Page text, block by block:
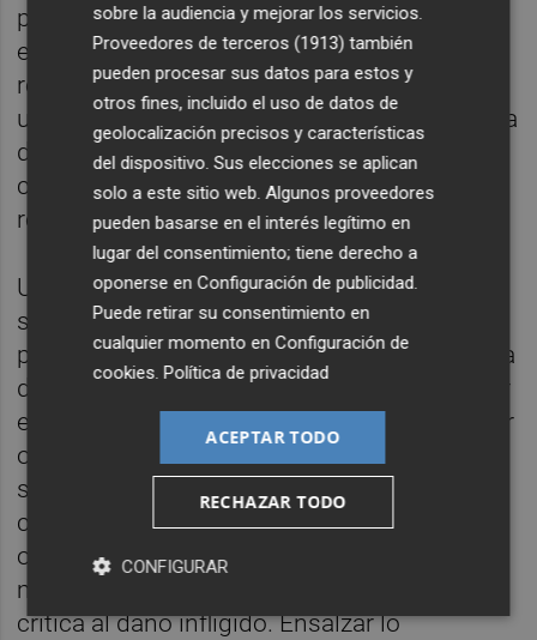
propició la aparición de los exaltados,
excéntricos, arrebatados y extravagantes
románticos-futuristas-surrealistas-
undergrounders-y-electrócratas, y que la idea
de alejarse de todo esto no es sino la
consecuencia del periodo posterior de
recesión.
Una vida para vivir despacio es unmoto
se ha repetido mucho y muy alto desde la
pandemia de 2020. La defensa de lo lento ha
devenido paradigma en Occidente tras sufrir
ese tsunami, por un lado, y experimentar, por
otro, cómo -en lo económico, político y
social- Asia empezaba -otros dirían
consolidaba- el adelanto al hemisferio
occidental. EI rechazo a lo veloz es más un
medio de defensa ante la crisis que una
crítica al daño infligido. Ensalzar lo
sobre la audiencia y mejorar los servicios.
Proveedores de terceros (1913) también
pueden procesar sus datos para estos y
otros fines, incluido el uso de datos de
geolocalización precisos y características
del dispositivo. Sus elecciones se aplican
solo a este sitio web. Algunos proveedores
pueden basarse en el interés legítimo en
lugar del consentimiento; tiene derecho a
oponerse enConfiguración de publicidad.
Puede retirar su consentimiento en
cualquier momento enConfiguración de
cookies.Política de privacidad
ACEPTAR TODO
RECHAZAR TODO
CONFIGURAR